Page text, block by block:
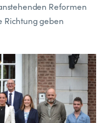
Reformen
Richtung geben